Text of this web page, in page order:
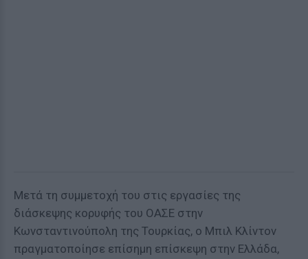
Μετά τη συμμετοχή του στις εργασίες της
διάσκεψης κορυφής του ΟΑΣΕ στην
Κωνσταντινούπολη της Τουρκίας, ο Μπιλ Κλίντον
πραγματοποίησε επίσημη επίσκεψη στην Ελλάδα,